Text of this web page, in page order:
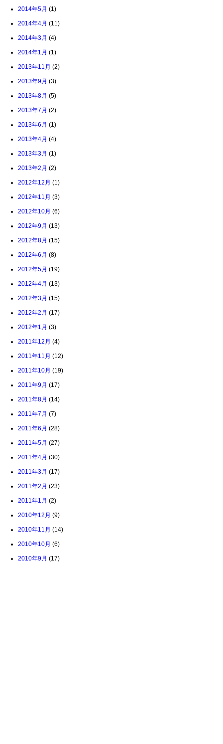
2014年5月 (1)
2014年4月 (11)
2014年3月 (4)
2014年1月 (1)
2013年11月 (2)
2013年9月 (3)
2013年8月 (5)
2013年7月 (2)
2013年6月 (1)
2013年4月 (4)
2013年3月 (1)
2013年2月 (2)
2012年12月 (1)
2012年11月 (3)
2012年10月 (6)
2012年9月 (13)
2012年8月 (15)
2012年6月 (8)
2012年5月 (19)
2012年4月 (13)
2012年3月 (15)
2012年2月 (17)
2012年1月 (3)
2011年12月 (4)
2011年11月 (12)
2011年10月 (19)
2011年9月 (17)
2011年8月 (14)
2011年7月 (7)
2011年6月 (28)
2011年5月 (27)
2011年4月 (30)
2011年3月 (17)
2011年2月 (23)
2011年1月 (2)
2010年12月 (9)
2010年11月 (14)
2010年10月 (6)
2010年9月 (17)